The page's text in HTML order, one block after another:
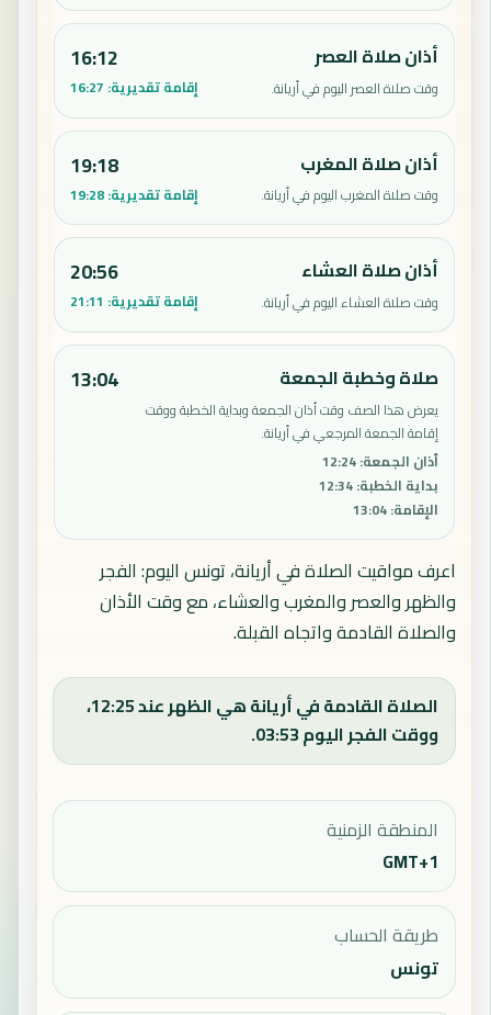
أذان صلاة العصر
وقت صلاة العصر اليوم في أريانة.
16:12
إقامة تقديرية: 16:27
أذان صلاة المغرب
وقت صلاة المغرب اليوم في أريانة.
19:18
إقامة تقديرية:19:28
أذان صلاة العشاء
وقت صلاة العشاء اليوم في أريانة.
20:56
إقامة تقديرية: 21:11
صلاة وخطبة الجمعة
يعرض هذا الصف وقت أذان الجمعة وبداية الخطبة ووقت
إقامة الجمعة المرجعي في أريانة.
أذان الجمعة:
12:24
بداية الخطبة:
12:34
الإقامة:
13:04
13:04
اعرف مواقيت الصلاة في أريانة، تونس اليوم: الفجر
والظهر والعصر والمغرب والعشاء، مع وقت الأذان
والصلاة القادمة واتجاه القبلة.
الصلاة القادمة في أريانة هي الظهر عند 12:25،
ووقت الفجر اليوم 03:53.
المنطقة الزمنية
GMT+1
طريقة الحساب
تونس